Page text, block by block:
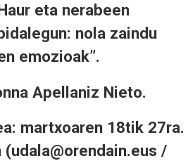
eta nerabeen
nola zaindu
emozioak”.
Apellaniz Nieto.
martxoaren 18tik 27ra.
(udala@orendain.eus /